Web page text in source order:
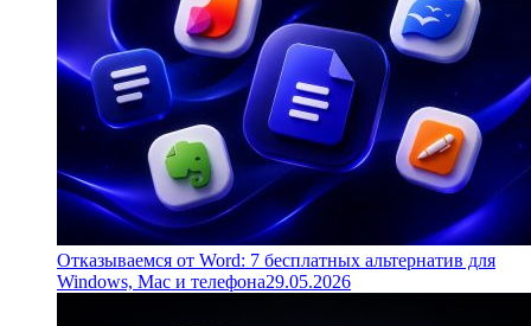
Отказываемся от Word: 7 бесплатных альтернатив для
Windows, Mac и телефона29.05.2026